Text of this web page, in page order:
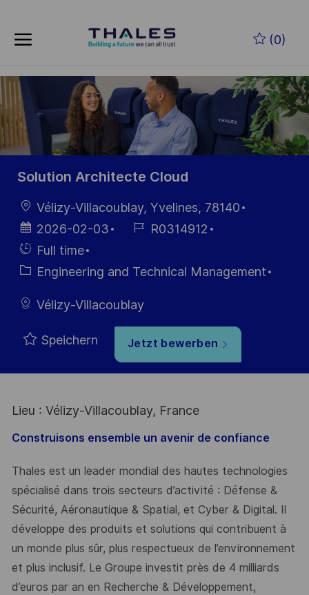
(0)
-
Solution Architecte Cloud
Ort Vélizy-Villacoublay, Yvelines, 78140
Datum der
Veröffentlichung
2026-02-03
Job- R0314912
Einstellunngstyp
Full time
Kategorie
Engineering and Technical Management
Vélizy-Villacoublay
Speichern Jetzt bewerben
Lieu : Vélizy-Villacoublay, France
Construisons ensemble un avenir de confiance
Thales est un leader mondial des hautes technologies
spécialisé dans trois secteurs d’activité : Défense &
Sécurité, Aéronautique & Spatial, et Cyber & Digital. Il
développe des produits et solutions qui contribuent à
un monde plus sûr, plus respectueux de l’environnement
et plus inclusif. Le Groupe investit près de 4 milliards
d’euros par an en Recherche & Développement,